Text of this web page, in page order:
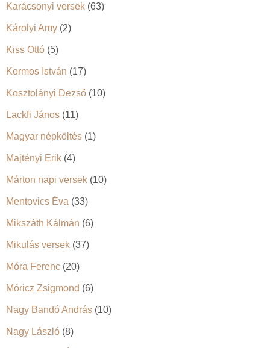
Karácsonyi versek (63)
Károlyi Amy (2)
Kiss Ottó (5)
Kormos István (17)
Kosztolányi Dezső (10)
Lackfi János (11)
Magyar népköltés (1)
Majtényi Erik (4)
Márton napi versek (10)
Mentovics Éva (33)
Mikszáth Kálmán (6)
Mikulás versek (37)
Móra Ferenc (20)
Móricz Zsigmond (6)
Nagy Bandó András (10)
Nagy László (8)